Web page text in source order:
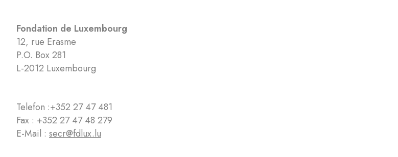
Fondation de Luxembourg
12, rue Erasme
P.O. Box 281
L-2012 Luxembourg
Telefon :+352 27 47 481
Fax : +352 27 47 48 279
E-Mail : secr@fdlux.lu